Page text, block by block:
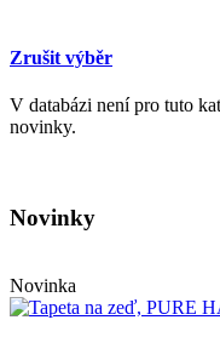
Zrušit výběr
V databázi není pro tuto
novinky.
Novinky
Novinka